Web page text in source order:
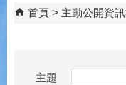
首頁 主動公開資訊
主題